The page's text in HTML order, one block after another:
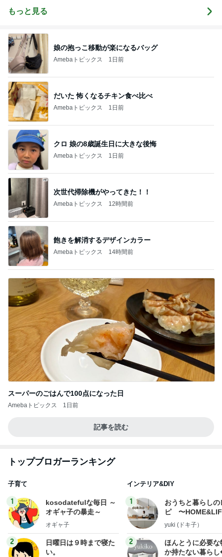
もっと見る
娘の抱っこ移動が楽になるバッグ
Amebaトピックス 1日前
だいた 怖くなるチキン食べ比べ
Amebaトピックス 1日前
クロ 娘の8歳誕生日に大きな後悔
Amebaトピックス 1日前
次世代掃除機がやってきた！！
Amebaトピックス 12時間前
飽きを解消するデザインカラー
Amebaトピックス 14時間前
スーパーのごはんで100点になった日
Amebaトピックス 1日前
記事を読む
トップブロガーランキング
子育て
1
kosodatefulな毎日 ～
オギャ子の暴走～
オギャ子
2
日曜日は９時まで寝た
い。
インテリア&DIY
1
おうちと暮らしの
ピ 〜
yuki (ドキ子）
2
ほんとうに必要な
か持たない暮ら